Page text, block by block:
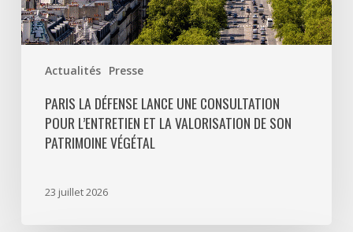
Actualités Presse
patrimoine
végétal
PARIS LA DÉFENSE LANCE UNE CONSULTATION
POUR L’ENTRETIEN ET LA VALORISATION DE SON
PATRIMOINE VÉGÉTAL
23 juillet 2026